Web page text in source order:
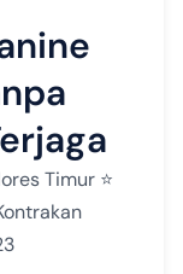
Timur ⭐️